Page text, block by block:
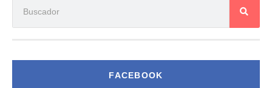
FACEBOOK